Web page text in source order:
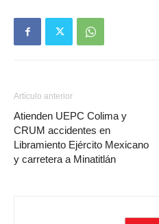
Artículo anterior
Atienden UEPC Colima y
CRUM accidentes en
Libramiento Ejército Mexicano
y carretera a Minatitlán